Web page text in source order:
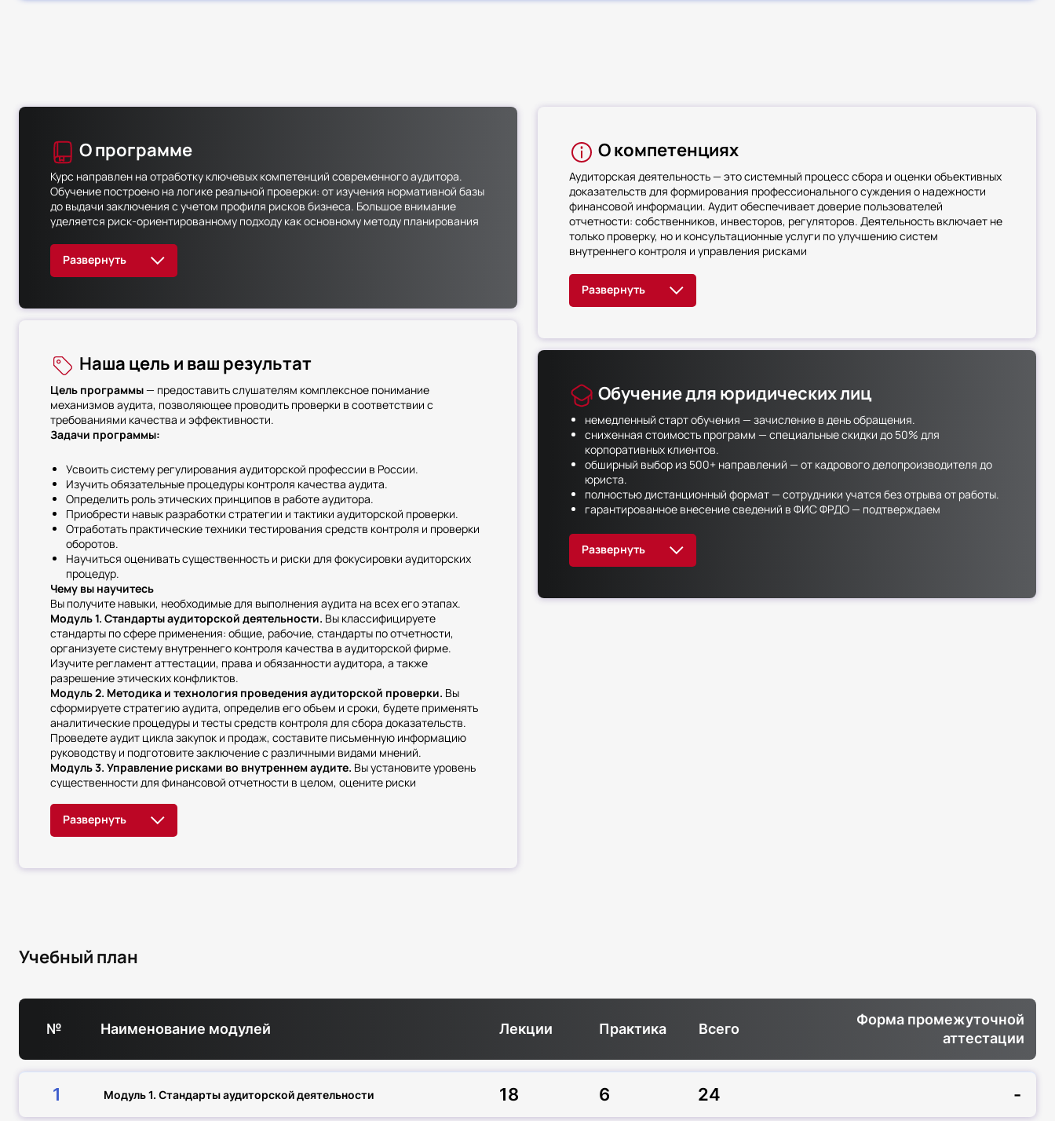
О программе
Курс направлен на отработку ключевых компетенций современного аудитора.
Обучение построено на логике реальной проверки: от изучения нормативной базы
до выдачи заключения с учетом профиля рисков бизнеса. Большое внимание
уделяется риск-ориентированному подходу как основному методу планирования
Наша цель и ваш результат
Цель программы— предоставить слушателям комплексное понимание
механизмов аудита, позволяющее проводить проверки в соответствии с
требованиями качества и эффективности.
Задачи программы:
Усвоить систему регулирования аудиторской профессии в России.
Изучить обязательные процедуры контроля качества аудита.
Определить роль этических принципов в работе аудитора.
Приобрести навык разработки стратегии и тактики аудиторской проверки.
Отработать практические техники тестирования средств контроля и проверки
оборотов.
Научиться оценивать существенность и риски для фокусировки аудиторских
процедур.
Чему вы научитесь
Вы получите навыки, необходимые для выполнения аудита на всех его этапах.
Модуль 1. Стандарты аудиторской деятельности. Вы классифицируете
стандарты по сфере применения: общие, рабочие, стандарты по отчетности,
организуете систему внутреннего контроля качества в аудиторской фирме.
Изучите регламент аттестации, права и обязанности аудитора, а также
разрешение этических конфликтов.
Модуль 2. Методика и технология проведения аудиторской проверки. Вы
сформируете стратегию аудита, определив его объем и сроки, будете применять
аналитические процедуры и тесты средств контроля для сбора доказательств.
Проведете аудит цикла закупок и продаж, составите письменную информацию
руководству и подготовите заключение с различными видами мнений.
Модуль 3. Управление рисками во внутреннем аудите. Вы установите уровень
существенности для финансовой отчетности в целом, оцените риски
Идентифицируете ключевые бизнес-риски компании и оцените их влияние на
процедуры внутреннего аудита
О компетенциях
Аудиторская деятельность — это системный процесс сбора и оценки объективных
доказательств для формирования профессионального суждения о надежности
финансовой информации. Аудит обеспечивает доверие пользователей
отчетности: собственников, инвесторов, регуляторов. Деятельность включает не
только проверку, но и консультационные услуги по улучшению систем
внутреннего контроля и управления рисками
Обучение для юридических лиц
немедленный старт обучения — зачисление в день обращения.
сниженная стоимость программ — специальные скидки до 50% для
корпоративных клиентов.
обширный выбор из 500+ направлений — от кадрового делопроизводителя до
юриста.
полностью дистанционный формат — сотрудники учатся без отрыва от работы.
гарантированное внесение сведений в ФИС ФРДО — подтверждаем
оригиналы документов доставляем почтой — бесплатно и в любой регион.
персональные условия для постоянных партнёров и групповых заявок —
дополнительные льготы при оформлении.
максимальной выгодой!
Учебный план
№ Наименование модулей Лекции Практика Всего
Форма промежуточной
аттестации
1 Модуль 1. Стандарты аудиторской деятельности 18 6 24 -